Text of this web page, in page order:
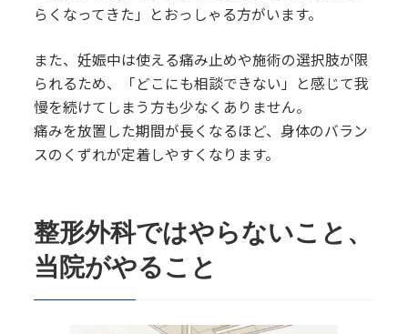
らくなってきた」とおっしゃる方がいます。
また、妊娠中は使える痛み止めや施術の選択肢が限
られるため、「どこにも相談できない」と感じて我
慢を続けてしまう方も少なくありません。
痛みを放置した期間が長くなるほど、身体のバラン
スのくずれが定着しやすくなります。
整形外科ではやらないこと、
当院がやること